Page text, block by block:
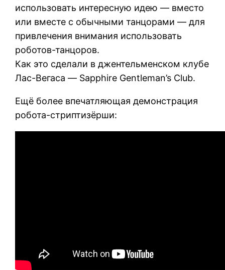
использовать интересную идею — вместо
или вместе с обычными танцорами — для
привлечения внимания использовать
роботов-танцоров.
Как это сделали в джентельменском клубе
Лас-Вегаса — Sapphire Gentleman’s Club.
Ещё более впечатляющая демонстрация
робота-стриптизёрши: